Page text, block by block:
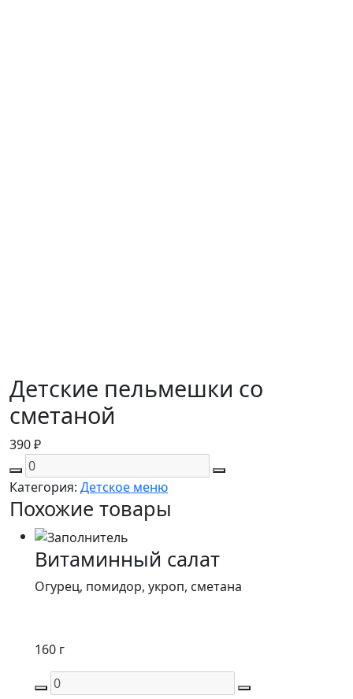
Детские пельмешки со
сметаной
390₽
Категория: Детское меню
Похожие товары
Витаминный салат
Огурец, помидор, укроп, сметана
160 г